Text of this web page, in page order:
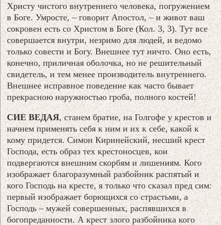
Христу чистого внутреннего человека, погружением
в Боге. Умросте, – говорит Апостол, – и живот ваш
сокровен есть со Христом в Боге (Кол. 3, 3). Тут все
совершается внутри, незримо для людей, и ведомо
только совести и Богу. Внешнее тут ничто. Оно есть,
конечно, приличная оболочка, но не решительный
свидетель, и тем менее производитель внутреннего.
Внешнее исправное поведение как часто бывает
прекрасною наружностью гроба, полного костей!
СИЕ ВЕДАЯ, станем братие, на Голгофе у крестов и
начнем применять себя к ним и их к себе, какой к
кому придется. Симон Киринейский, несший крест
Господа, есть образ тех крестоносцев, кои
подвергаются внешним скорбям и лишениям. Кого
изображает благоразумный разбойник распятый и
кого Господь на кресте, я только что сказал пред сим:
первый изображает борющихся со страстьми, а
Господь – мужей совершенных, распявшихся в
богопреданности. А крест злого разбойника кого